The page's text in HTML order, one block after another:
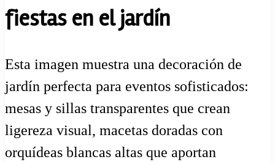
fiestas en el jardín
Esta imagen muestra una decoración de
jardín perfecta para eventos sofisticados:
mesas y sillas transparentes que crean
ligereza visual, macetas doradas con
orquídeas blancas altas que aportan